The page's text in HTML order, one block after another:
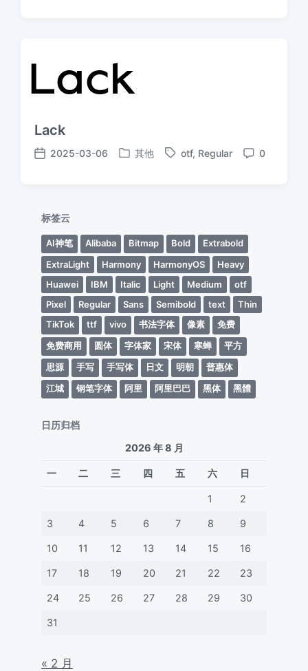
Lack
发
2025-03-06
发
其他
标
otf, Regular
评
0
标签云
AI神笔 Alibaba Bitmap Bold
Extrabold
ExtraLight
Harmony HarmonyOS
Heavy
Huawei
IBM Italic Light Medium
otf
Pixel
Regular Sans Semibold text
Thin
TikTok
ttf vivo 书法字体 像素
免费
免费商用
圆体 字体家 宋体 寒蝉
平方
思源
手写 手写体 日文 明朝
普惠体
江城
钢笔字体 阿里 阿里巴巴 黑体 黑體
日历归档
2026 年 8 月
一 二 三 四 五 六 日
1 2
3 4 5 6 7 8 9
10 11 12 13 14 15 16
17 18 19 20 21 22 23
24 25 26 27 28 29 30
31
« 2 月